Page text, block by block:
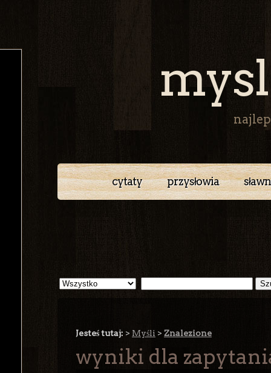
cytaty przysłowia
Jesteś tutaj: > Myśli > Znalezione
wyniki dla